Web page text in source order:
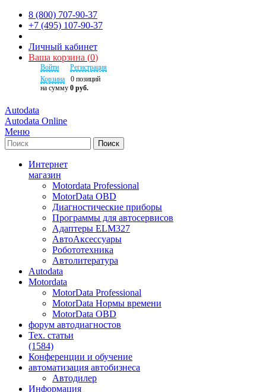
8 (800) 707-90-37
+7 (495) 107-90-37
Личный кабинет
Ваша корзина (0)
Войти
Регистрация
Корзина
0 позиций
на сумму 0 руб.
Autodata
Autodata Online
Меню
Поиск
Интернет
магазин
Motordata Professional
MotorData OBD
Диагностические приборы
Программы для автосервисов
Адаптеры ELM327
АвтоАксессуары
Робототехника
Автолитература
Autodata
Motordata
MotorData Professional
MotorData Нормы времени
MotorData OBD
форум автодиагностов
Тех. статьи
(1584)
Конференции и обучение
автоматизация автобизнеса
Автодилер
Информация